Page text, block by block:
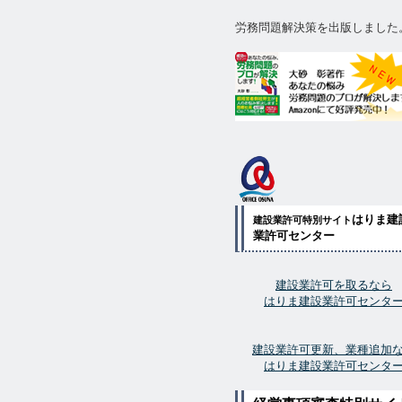
労務問題解決策を出版しました
建設業許可特別サイト はりま建
業許可センター
建設業許可を取るなら
はりま建設業許可センター
建設業許可更新、業種追加
はりま建設業許可センター